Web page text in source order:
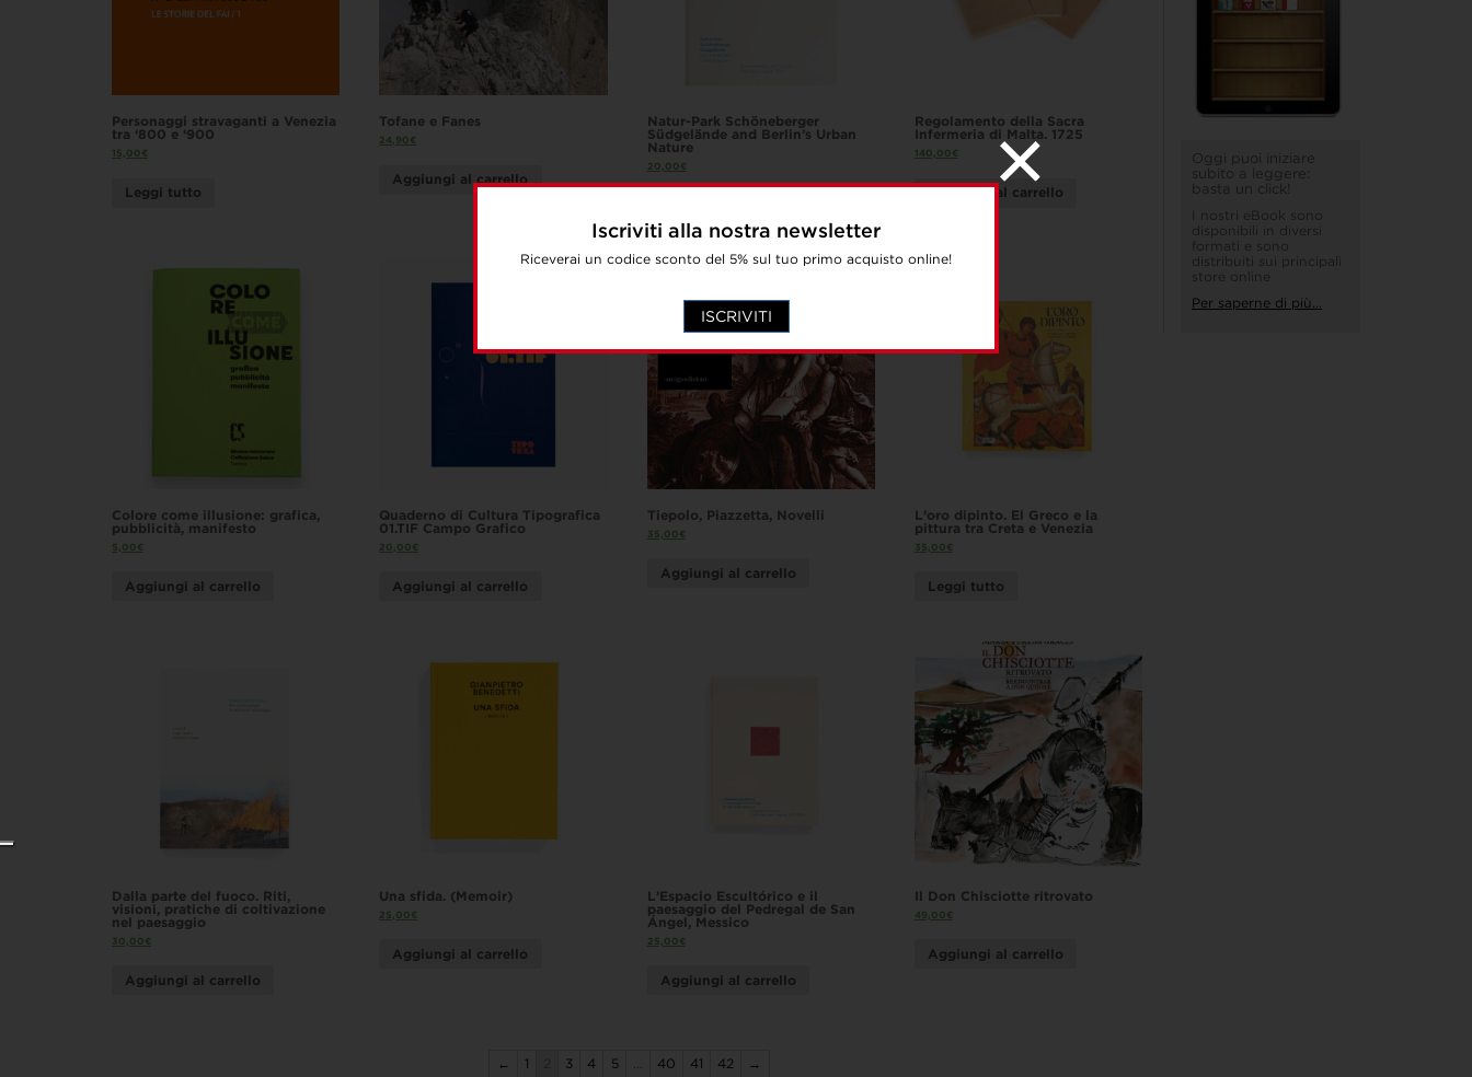
Iscriviti alla nostra newsletter
Riceverai un codice sconto del 5% sul tuo primo acquisto online!
ISCRIVITI
Personaggi stravaganti a Venezia
tra ‘800 e ‘900
15,00€
Leggi tutto
Tofane e Fanes
24,90€
Aggiungi al carrello
Natur-Park Schöneberger
Südgelände and Berlin’s Urban
Nature
20,00€
Regolamento della Sacra
Infermeria di Malta. 1725
140,00€
Aggiungi al carrello
Colore come illusione: grafica,
pubblicità, manifesto
5,00€
Aggiungi al carrello
Quaderno di Cultura Tipografica
01.TIF Campo Grafico
20,00€
Aggiungi al carrello
Tiepolo, Piazzetta, Novelli
35,00€
Aggiungi al carrello
L’oro dipinto. El Greco e la
pittura tra Creta e Venezia
35,00€
Leggi tutto
Dalla parte del fuoco. Riti,
visioni, pratiche di coltivazione
nel paesaggio
30,00€
Aggiungi al carrello
Una sfida. (Memoir)
25,00€
Aggiungi al carrello
L’Espacio Escultórico e il
paesaggio del Pedregal de San
Ángel, Messico
25,00€
Aggiungi al carrello
Il Don Chisciotte ritrovato
49,00€
Aggiungi al carrello
← 1 3 4 5 40 41 42 →
Oggi puoi iniziare
subito a leggere:
basta un click!
I nostri eBook sono
disponibili in diversi
formati e sono
distribuiti sui principali
store online
Per saperne di più...